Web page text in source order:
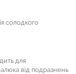
солодкого
для
від подразнень